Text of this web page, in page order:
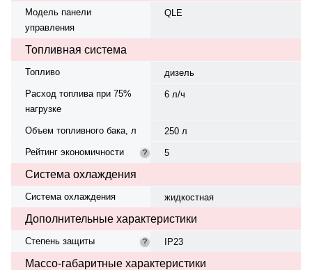
Модель панели
управления
QLE
Топливная система
Топливо
дизель
Расход топлива при 75%
нагрузке
6 л/ч
Объем топливного бака, л
250 л
Рейтинг экономичности
? 5
Система охлаждения
Система охлаждения жидкостная
Дополнительные характеристики
Степень защиты ? IP23
Массо-габаритные характеристики